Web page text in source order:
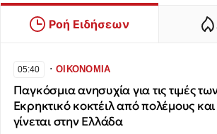
Ροή Ειδήσεων
05:40 ∙ΟΙΚΟΝΟΜΙΑ
Παγκόσμια ανησυχία για τις τιμές
Εκρηκτικό κοκτέιλ από πολέμους και
γίνεται στην Ελλάδα